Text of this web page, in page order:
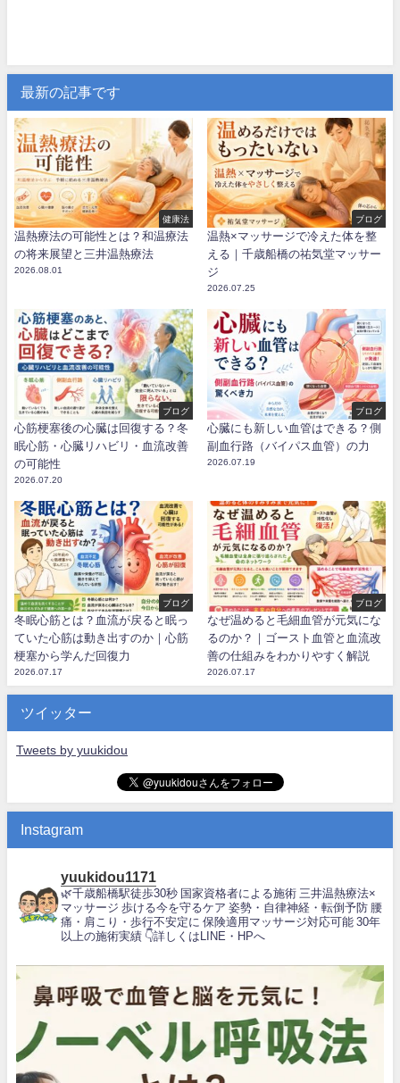
最新の記事です
健康法
温熱療法の可能性とは？和温療法
の将来展望と三井温熱療法
2026.08.01
ブログ
温熱×マッサージで冷えた体を整
える｜千歳船橋の祐気堂マッサー
ジ
2026.07.25
ブログ
心筋梗塞後の心臓は回復する？冬
眠心筋・心臓リハビリ・血流改善
の可能性
2026.07.20
ブログ
心臓にも新しい血管はできる？側
副血行路（バイパス血管）の力
2026.07.19
ブログ
冬眠心筋とは？血流が戻ると眠っ
ていた心筋は動き出すのか｜心筋
梗塞から学んだ回復力
2026.07.17
ブログ
なぜ温めると毛細血管が元気にな
るのか？｜ゴースト血管と血流改
善の仕組みをわかりやすく解説
2026.07.17
ツイッター
Tweets by yuukidou
Instagram
yuukidou1171
🌿千歳船橋駅徒歩30秒 国家資格者による施術 三井温熱療法×
マッサージ 歩ける今を守るケア 姿勢・自律神経・転倒予防 腰
痛・肩こり・歩行不安定に 保険適用マッサージ対応可能 30年
以上の施術実績 👇詳しくはLINE・HPへ